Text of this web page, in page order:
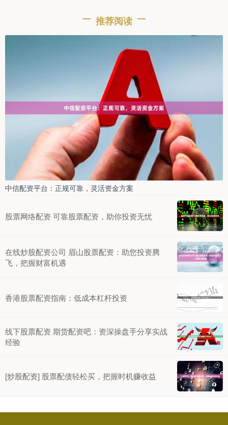
推荐阅读
中信配资平台：正规可靠，灵活资金方案
股票网络配资 可靠股票配资，助你投资无忧
在线炒股配资公司 眉山股票配资：助您投资腾
飞，把握财富机遇
香港股票配资指南：低成本杠杆投资
线下股票配资 期货配资吧：资深操盘手分享实战
经验
[炒股配资] 股票配债轻松买，把握时机赚收益